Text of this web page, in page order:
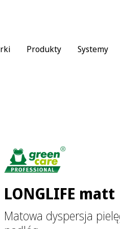
Produkty Systemy
LONGLIFE matt
Matowa dyspersja